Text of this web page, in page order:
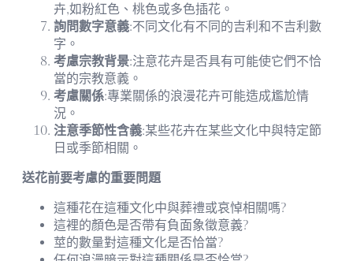
卉,如粉紅色、桃色或多色插花。
詢問數字意義:不同文化有不同的吉利和不吉利數
字。
考慮宗教背景:注意花卉是否具有可能使它們不恰
當的宗教意義。
考慮關係:專業關係的浪漫花卉可能造成尷尬情
況。
注意季節性含義:某些花卉在某些文化中與特定節
日或季節相關。
送花前要考慮的重要問題
這種花在這種文化中與葬禮或哀悼相關嗎?
這裡的顏色是否帶有負面象徵意義?
莖的數量對這種文化是否恰當?